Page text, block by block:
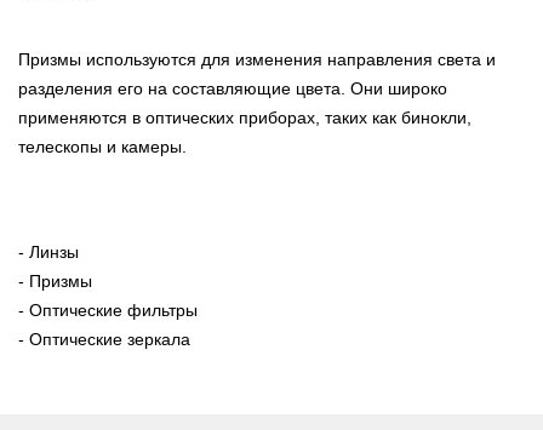
Призмы используются для изменения направления света и
разделения его на составляющие цвета. Они широко
применяются в оптических приборах, таких как бинокли,
телескопы и камеры.
- Линзы
- Призмы
- Оптические фильтры
- Оптические зеркала